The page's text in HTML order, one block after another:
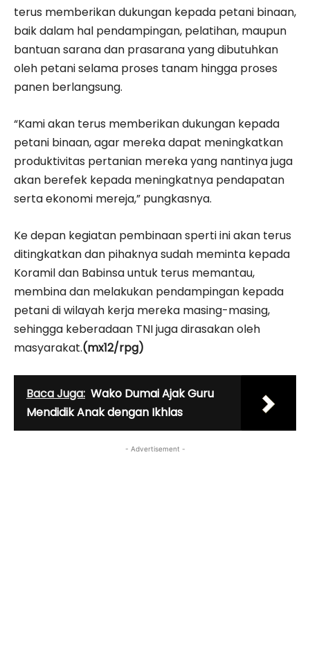
terus memberikan dukungan kepada petani binaan,
baik dalam hal pendampingan, pelatihan, maupun
bantuan sarana dan prasarana yang dibutuhkan
oleh petani selama proses tanam hingga proses
panen berlangsung.
“Kami akan terus memberikan dukungan kepada
petani binaan, agar mereka dapat meningkatkan
produktivitas pertanian mereka yang nantinya juga
akan berefek kepada meningkatnya pendapatan
serta ekonomi mereja,” pungkasnya.
Ke depan kegiatan pembinaan sperti ini akan terus
ditingkatkan dan pihaknya sudah meminta kepada
Koramil dan Babinsa untuk terus memantau,
membina dan melakukan pendampingan kepada
petani di wilayah kerja mereka masing-masing,
sehingga keberadaan TNI juga dirasakan oleh
masyarakat.(mx12/rpg)
Baca Juga: Wako Dumai Ajak Guru
Mendidik Anak dengan Ikhlas
- Advertisement -